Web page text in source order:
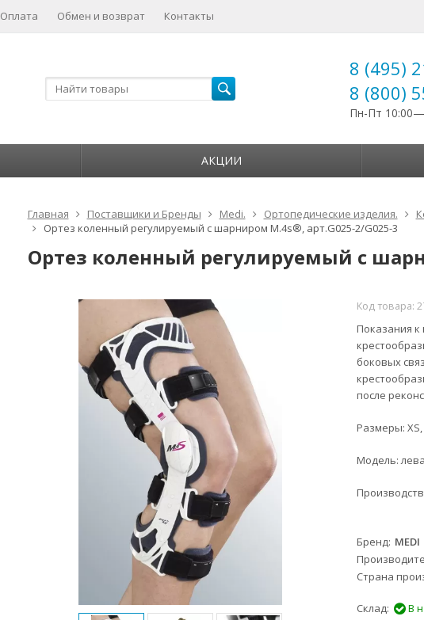
Оплата Обмен и возврат Контакты
8 (495)
8 (800)
Пн-Пт
АКЦИИ
Главная Поставщики и Бренды Medi. Ортопедические изделия.
Ортез коленный регулируемый с шарниром M.4s®, арт.G025-2/G025-3
Ортез коленный регулируемый с
Код товара:
Показания
боковых
после
Размеры:
Модель:
Бренд MEDI
Страна
Склад: В